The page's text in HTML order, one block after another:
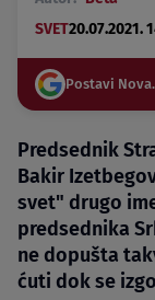
SVET20.07.2021.
Postavi
Predsednik
Bakir
svet" drugo
predsednika
ne dopušta
ćuti dok se